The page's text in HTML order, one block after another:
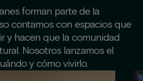
forman parte de la
contamos con espacios que
y hacen que la comunidad
Nosotros lanzamos el
y cómo vivirlo.